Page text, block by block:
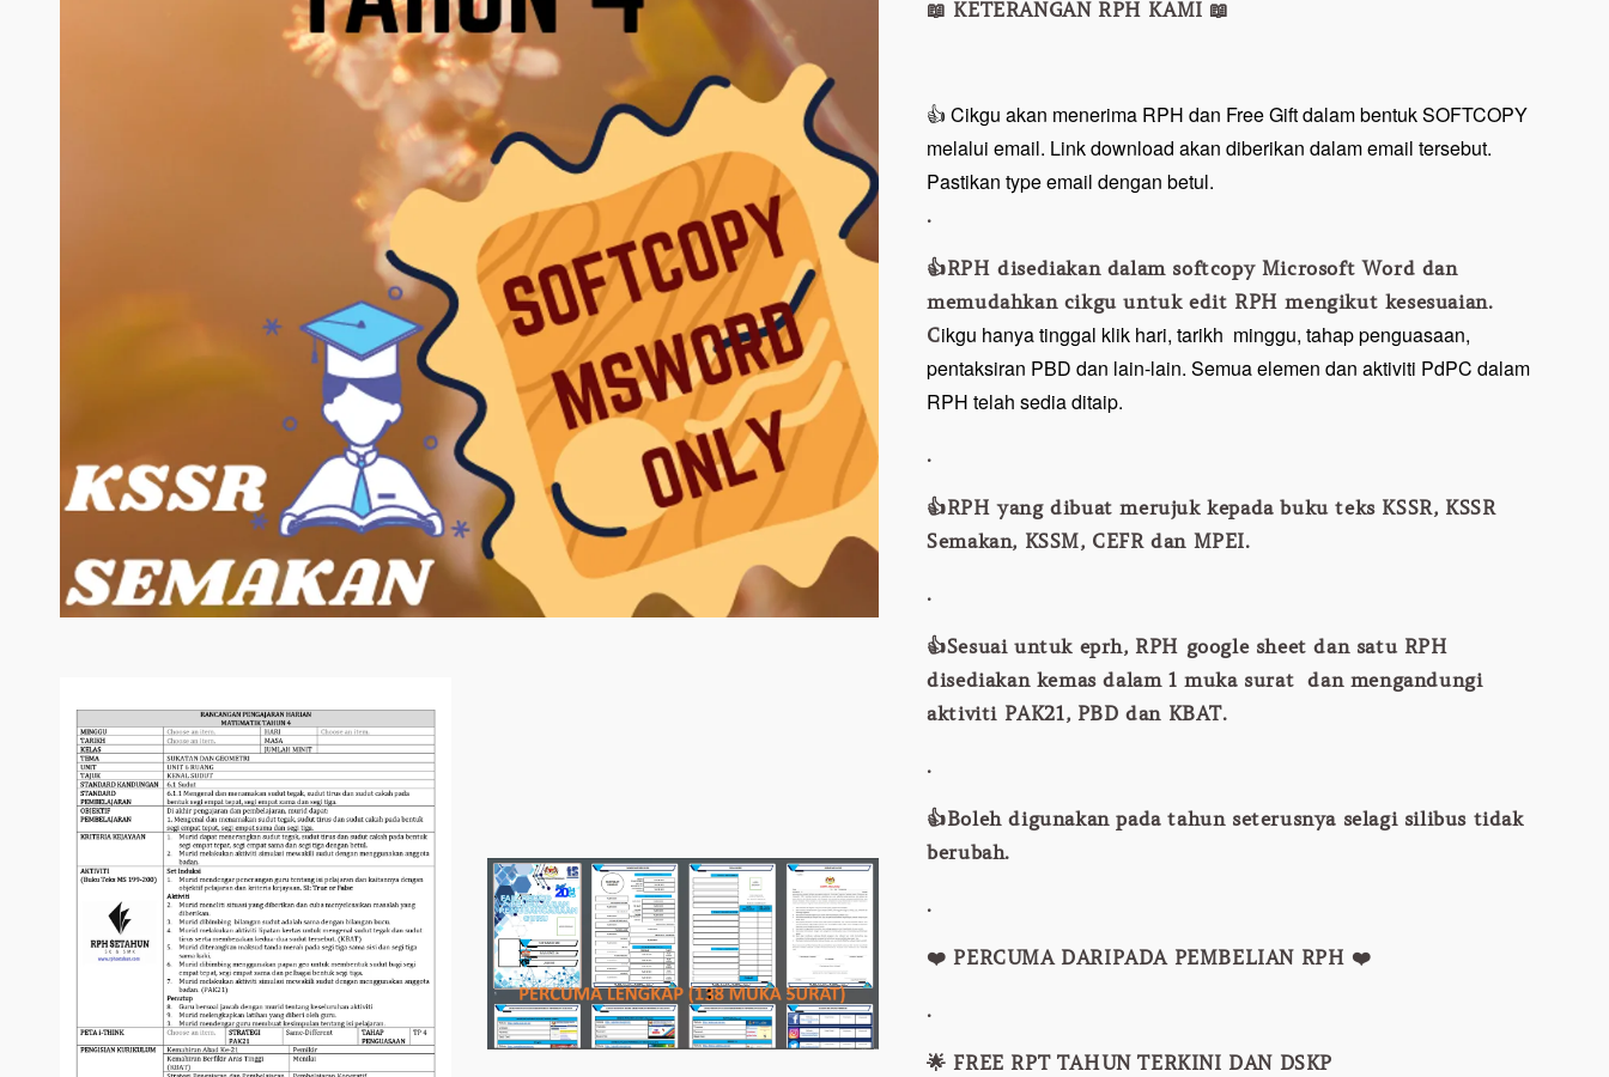
📖 KETERANGAN RPH KAMI 📖
👍 Cikgu akan menerima RPH dan Free Gift dalam bentuk SOFTCOPY
melalui email. Link download akan diberikan dalam email tersebut.
Pastikan type email dengan betul.
.
👍RPH disediakan dalam softcopy Microsoft Word dan
memudahkan cikgu untuk edit RPH mengikut kesesuaian.
Cikgu hanya tinggal klik hari, tarikh minggu, tahap penguasaan,
pentaksiran PBD dan lain-lain. Semua elemen dan aktiviti PdPC dalam
RPH telah sedia ditaip.
.
👍RPH yang dibuat merujuk kepada buku teks KSSR, KSSR
Semakan, KSSM, CEFR dan MPEI.
.
👍Sesuai untuk eprh, RPH google sheet dan satu RPH
disediakan kemas dalam 1 muka surat dan mengandungi
aktiviti PAK21, PBD dan KBAT.
.
👍Boleh digunakan pada tahun seterusnya selagi silibus tidak
berubah.
.
❤️ PERCUMA DARIPADA PEMBELIAN RPH ❤️
.
🌟 FREE RPT TAHUN TERKINI DAN DSKP